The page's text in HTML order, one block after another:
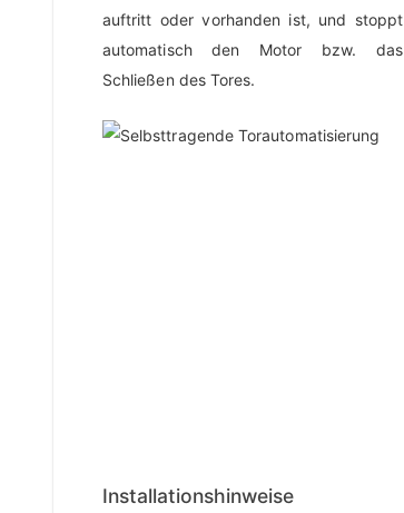
auftritt oder vorhanden ist, und stoppt
automatisch den Motor bzw. das
Schließen des Tores.
Installationshinweise